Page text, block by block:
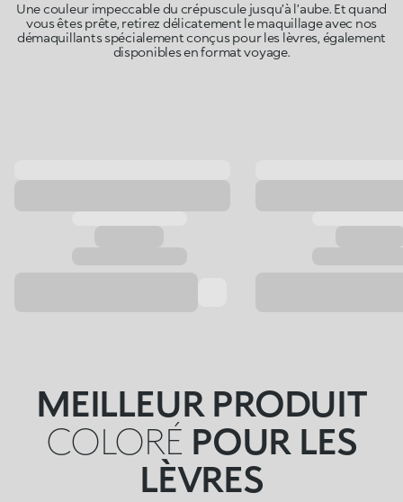
Une couleur impeccable du crépuscule jusqu’à l’aube. Et quand
vous êtes prête, retirez délicatement le maquillage avec nos
démaquillants spécialement conçus pour les lèvres, également
disponibles en format voyage.
MEILLEUR PRODUIT
COLORÉ POUR LES
LÈVRES